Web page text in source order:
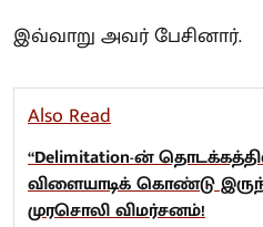
இவ்வாறு அவர் பேசினார்.
Also Read
“Delimitation-ன்
விளையாடிக் கொண்டு
முரசொலி விமர்சனம்!